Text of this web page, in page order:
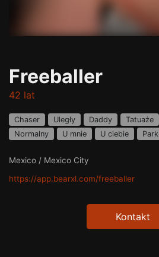
Freeballer
42 lat
Chaser Uległy Daddy Tatuaże
Normalny
U mnie U ciebie Park
Mexico / Mexico City
https://app.bearxl.com/freeballer
Kontakt